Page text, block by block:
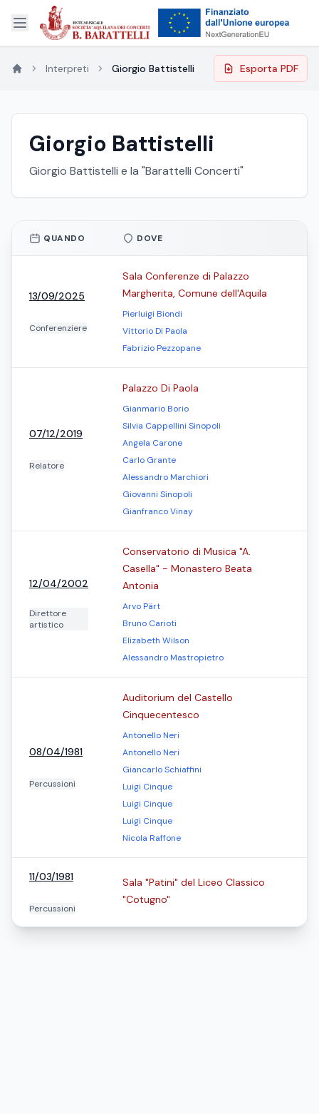
Interpreti Giorgio Battistelli Esporta PDF
Giorgio Battistelli
Giorgio Battistelli e la "Barattelli Concerti"
QUANDO DOVE
13/09/2025
Conferenziere
Sala Conferenze di Palazzo
Margherita, Comune dell'Aquila
Pierluigi Biondi
Vittorio Di Paola
Fabrizio Pezzopane
07/12/2019
Relatore
Palazzo Di Paola
Gianmario Borio
Silvia Cappellini Sinopoli
Angela Carone
Carlo Grante
Alessandro Marchiori
Giovanni Sinopoli
Gianfranco Vinay
12/04/2002
Direttore
artistico
Conservatorio di Musica "A.
Casella" - Monastero Beata
Antonia
Arvo Pärt
Bruno Carioti
Elizabeth Wilson
Alessandro Mastropietro
08/04/1981
Percussioni
Auditorium del Castello
Cinquecentesco
Antonello Neri
Antonello Neri
Giancarlo Schiaffini
Luigi Cinque
Luigi Cinque
Luigi Cinque
Nicola Raffone
11/03/1981
Percussioni
Sala "Patini" del Liceo Classico
"Cotugno"